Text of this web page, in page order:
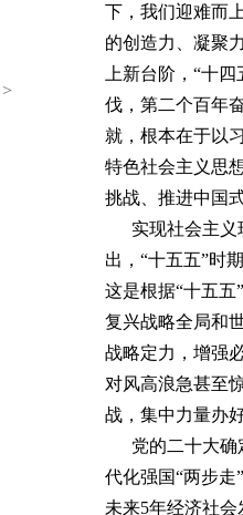
>
下，我们迎难而
的创造力、凝聚
上新台阶，“十
伐，第二个百年
就，根本在于以
特色社会主义思
挑战、推进中国
实现社会主
出，“十五五”时
这是根据“十五
复兴战略全局和
战略定力，增强
对风高浪急甚至
战，集中力量办
党的二十大
代化强国“两步
未来5年经济社